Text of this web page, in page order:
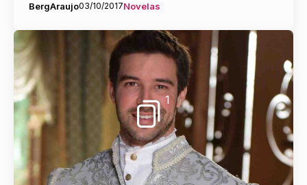
BergAraujo03/10/2017Novelas
1